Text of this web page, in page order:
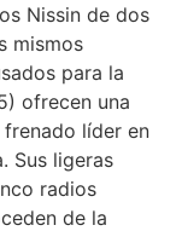
Nissin de dos
mismos
para la
ofrecen una
líder en
Sus ligeras
radios
de la